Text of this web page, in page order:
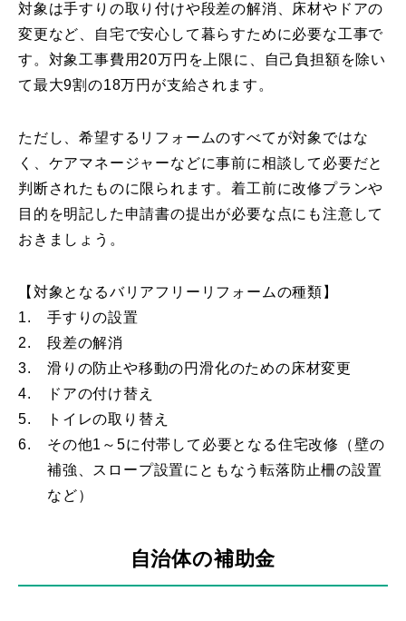
対象は手すりの取り付けや段差の解消、床材やドアの
変更など、自宅で安心して暮らすために必要な工事で
す。対象工事費用20万円を上限に、自己負担額を除い
て最大9割の18万円が支給されます。
ただし、希望するリフォームのすべてが対象ではな
く、ケアマネージャーなどに事前に相談して必要だと
判断されたものに限られます。着工前に改修プランや
目的を明記した申請書の提出が必要な点にも注意して
おきましょう。
【対象となるバリアフリーリフォームの種類】
1.
手すりの設置
2.
段差の解消
3.
滑りの防止や移動の円滑化のための床材変更
4.
ドアの付け替え
5.
トイレの取り替え
6.
その他1～5に付帯して必要となる住宅改修（壁の
補強、スロープ設置にともなう転落防止柵の設置
など）
自治体の補助金